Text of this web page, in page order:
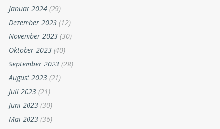
Januar 2024 (29)
Dezember 2023 (12)
November 2023 (30)
Oktober 2023 (40)
September 2023 (28)
August 2023 (21)
Juli 2023 (21)
Juni 2023 (30)
Mai 2023 (36)